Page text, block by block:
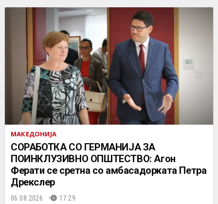
МАКЕДОНИЈА
СОРАБОТКА СО ГЕРМАНИЈА ЗА
ПОИНКЛУЗИВНО ОПШТЕСТВО: Агон
Ферати се сретна со амбасадорката Петра
Дрекслер
06.08.2026. 17:29